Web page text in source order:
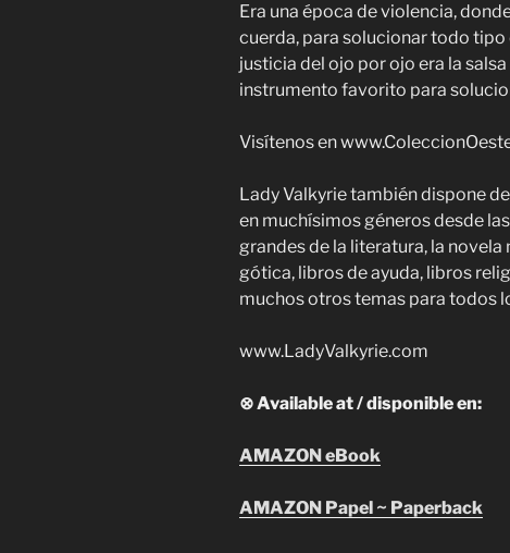
Era una época de violencia,
cuerda, para solucionar todo tipo
justicia del ojo por ojo era la
instrumento favorito para
Visítenos en
Lady Valkyrie también dispone
en muchísimos géneros desde
grandes de la literatura, la novela
gótica, libros de ayuda, libros
muchos otros temas para todos
www.LadyValkyrie.com
⊗ Available at / disponible en:
AMAZON eBook
AMAZON Papel ~ Paperback